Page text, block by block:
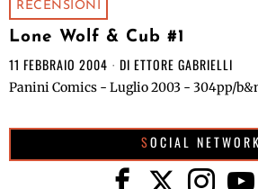
RECENSIONI
Lone Wolf & Cub #1
11 FEBBRAIO 2004 DI ETTORE GABRIELLI
Panini Comics - Luglio 2003 - 304pp/
SOCIAL NETWORK